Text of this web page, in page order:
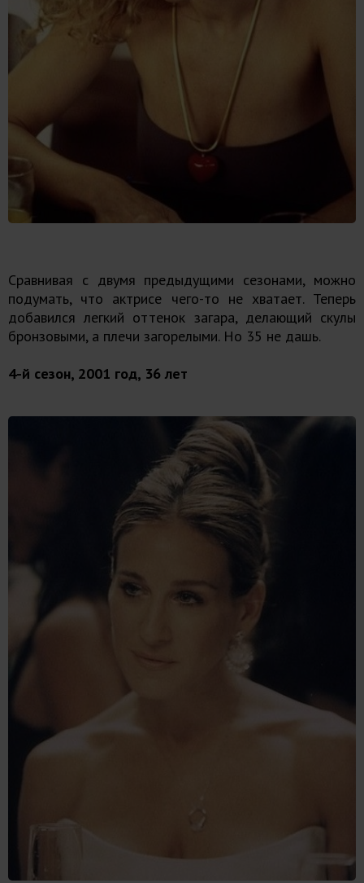
Сравнивая с двумя предыдущими сезонами, можно
подумать, что актрисе чего-то не хватает. Теперь
добавился легкий оттенок загара, делающий скулы
бронзовыми, а плечи загорелыми. Но 35 не дашь.
4-й сезон, 2001 год, 36 лет